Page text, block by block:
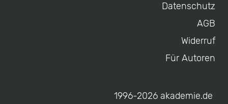
Datenschutz
AGB
Widerruf
Für Autoren
1996-2026 akademie.de